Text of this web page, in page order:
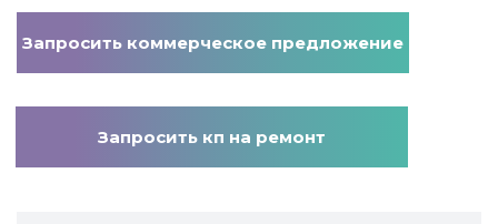
Запросить коммерческое предложение
Запросить кп на ремонт